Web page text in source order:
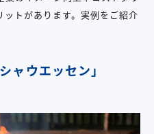
トがあります。実例をご紹介
ャウエッセン」